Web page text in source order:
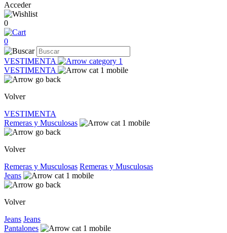
Acceder
0
0
VESTIMENTA
VESTIMENTA
Volver
VESTIMENTA
Remeras y Musculosas
Volver
Remeras y Musculosas Remeras y Musculosas
Jeans
Volver
Jeans Jeans
Pantalones